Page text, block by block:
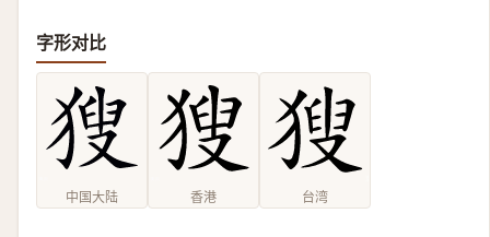
字形对比
中国大陆 香港 台湾